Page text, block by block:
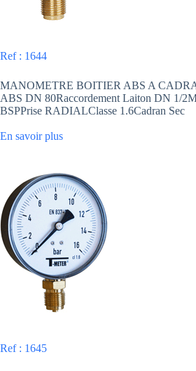
Ref : 1644
MANOMETRE BOITIER ABS A
ABS DN 80Raccordement Laiton DN 1/
BSPPrise RADIALClasse 1.6Cadran Sec
En savoir plus
Ref : 1645